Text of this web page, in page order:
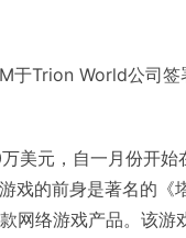
Trion World公司签
美元，自一月份开
戏的前身是著名的
网络游戏产品。该游